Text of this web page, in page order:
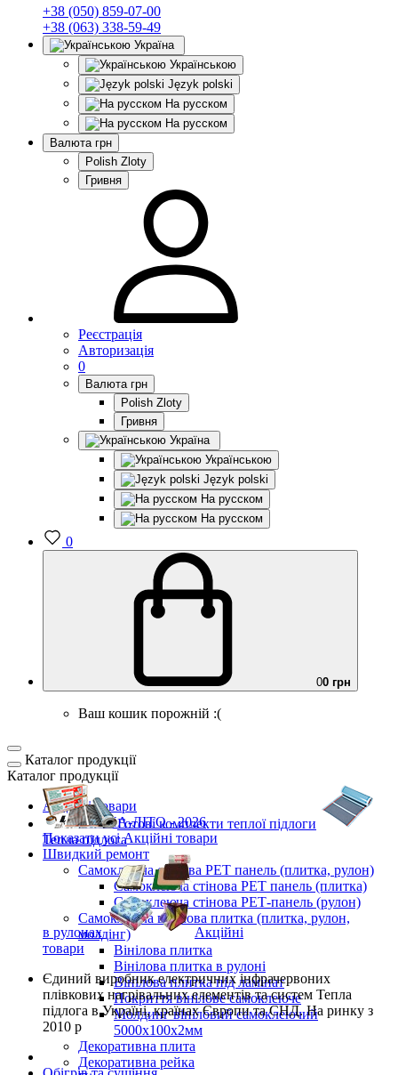
+38 (050) 859-07-00
+38 (063) 338-59-49
Україна
Українською
Język polski
На русском
На русском
Валюта грн
Polish Zloty
Гривня
Реєстрація
Авторизація
0
Валюта грн
Polish Zloty
Гривня
Україна
Українською
Język polski
На русском
На русском
0
00 грн
Ваш кошик порожній :(
Каталог продукції
Каталог продукції
Акційні товари
ВЕСНА-ЛІТО - 2026
Показати усі Акційні товари
Швидкий ремонт
Самоклеюча стінова PET панель (плитка, рулон)
Самоклеюча стінова PET панель (плитка)
Самоклеюча стінова РЕТ-панель (рулон)
Самоклеюча вінілова плитка (плитка, рулон,
молдінг)
Вінілова плитка
Вінілова плитка в рулоні
Вінілова плитка під ламінат
Покриття вінілове самоклеюче
Молдинг вініловий самоклеючий
5000х100х2мм
Декоративна плита
Декоративна рейка
Готові комплекти теплої підлоги
Тепла підлога
в рулонах
Акційні
товари
Єдиний виробникелектричних інфрачервоних
плівкових нагрівальних елементів та систем Тепла
підлога в Україні, країнах Європи та СНД.На ринку з
2010 р